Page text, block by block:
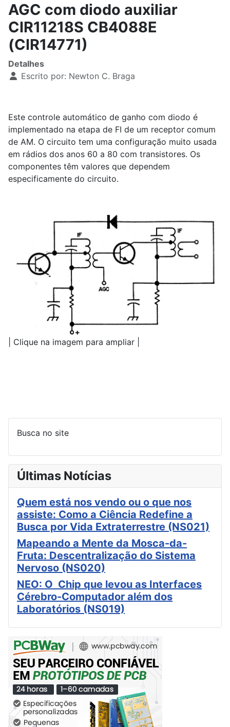
AGC com diodo auxiliar
CIR11218S CB4088E
(CIR14771)
Detalhes
Escrito por: Newton C. Braga
Este controle automático de ganho com diodo é
implementado na etapa de FI de um receptor comum
de AM. O circuito tem uma configuração muito usada
em rádios dos anos 60 a 80 com transistores. Os
componentes têm valores que dependem
especificamente do circuito.
| Clique na imagem para ampliar |
Busca no site
Últimas Notícias
Quem está nos vendo ou o que nos
assiste: Como a Ciência Redefine a
Busca por Vida Extraterrestre (NS021)
Mapeando a Mente da Mosca-da-
Fruta: Descentralização do Sistema
Nervoso (NS020)
NEO: O Chip que levou as Interfaces
Cérebro-Computador além dos
Laboratórios (NS019)